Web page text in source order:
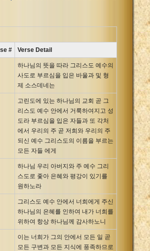
1876 Bible
Bible Win-1251
Bible
1569
James
Bible
# Verse Detail
하나님의 뜻을 따라 그리스도 예수의
사도로 부르심을 입은 바울과 및 형
제 소스데네는
고린도에 있는 하나님의 교회 곧 그
리스도 예수 안에서 거룩하여지고 성
도라 부르심을 입은 자들과 또 각처
에서 우리의 주 곧 저희와 우리의 주
되신 예수 그리스도의 이름을 부르는
모든 자들 에게
하나님 우리 아버지와 주 예수 그리
스도로 좇아 은혜와 평강이 있기를
원하노라
그리스도 예수 안에서 너희에게 주신
하나님의 은혜를 인하여 내가 너희를
위하여 항상 하나님께 감사하노니
이는 너희가 그의 안에서 모든 일 곧
모든 구변과 모든 지식에 풍족하므로